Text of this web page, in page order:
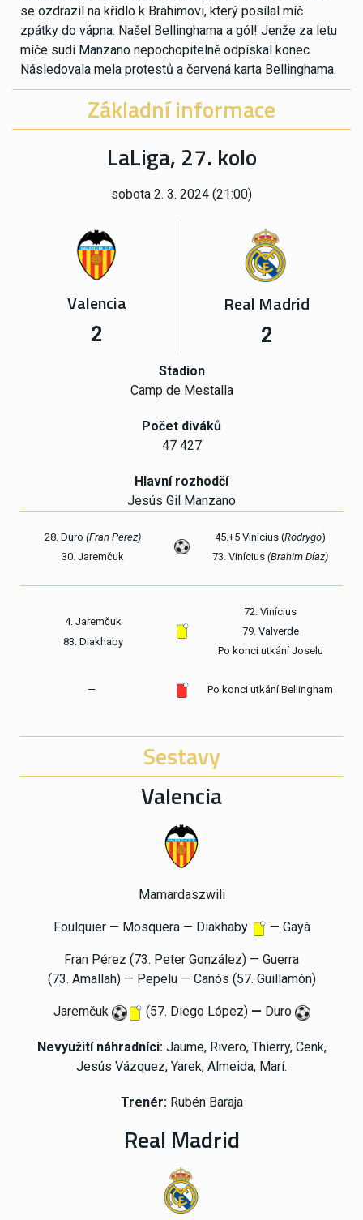
se ozdrazil na křídlo k Brahimovi, který posílal míč
zpátky do vápna. Našel Bellinghama a gól! Jenže za letu
míče sudí Manzano nepochopitelně odpískal konec.
Následovala mela protestů a červená karta Bellinghama.
Základní informace
LaLiga, 27. kolo
sobota 2. 3. 2024 (21:00)
Valencia
2
Real Madrid
2
Stadion
Camp de Mestalla
Počet diváků
47 427
Hlavní rozhodčí
Jesús Gil Manzano
28. Duro (Fran Pérez)
30. Jaremčuk
45.+5 Vinícius (Rodrygo)
73. Vinícius (Brahim Díaz)
4. Jaremčuk
83. Diakhaby
72. Vinícius
79. Valverde
Po konci utkání Joselu
— Po konci utkání Bellingham
Sestavy
Valencia
Mamardaszwili
Foulquier — Mosquera — Diakhaby — Gayà
Fran Pérez (73. Peter González) — Guerra
(73. Amallah) — Pepelu — Canós (57. Guillamón)
Jaremčuk (57. Diego López) — Duro
Nevyužití náhradníci:Jaume, Rivero, Thierry, Cenk,
Jesús Vázquez, Yarek, Almeida, Marí.
Trenér: Rubén Baraja
Real Madrid